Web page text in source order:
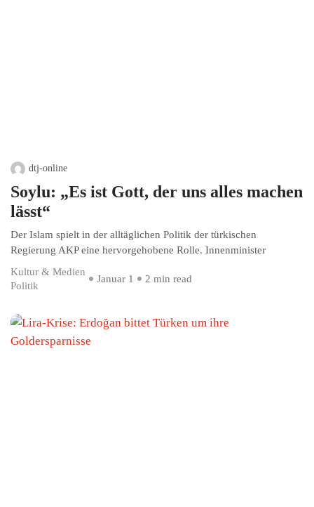
dtj-online
Soylu: „Es ist Gott, der uns alles machen
lässt“
Der Islam spielt in der alltäglichen Politik der türkischen
Regierung AKP eine hervorgehobene Rolle. Innenminister
Kultur & Medien
Politik
Januar 1 2 min read